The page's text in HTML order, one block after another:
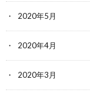
2020年5月
2020年4月
2020年3月